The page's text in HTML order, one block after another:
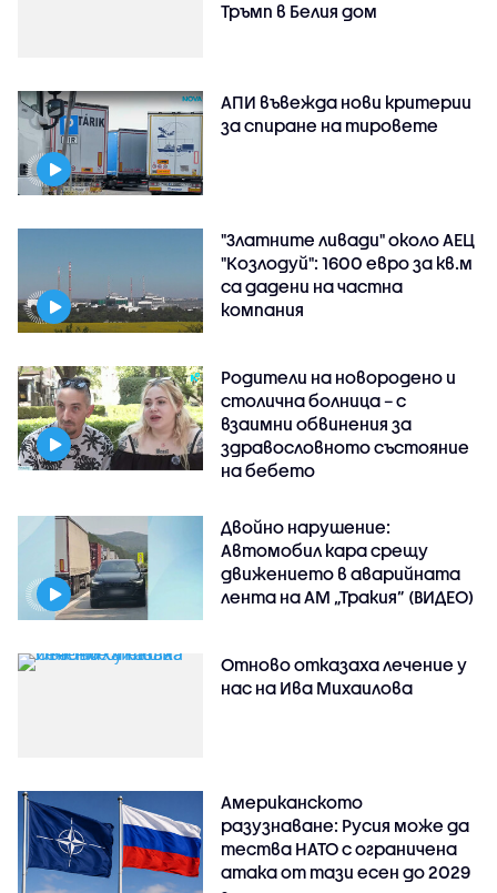
Тръмп в Белия дом
АПИ въвежда нови критерии
за спиране на тировете
"Златните ливади" около АЕЦ
"Козлодуй": 1600 евро за кв.м
са дадени на частна
компания
Родители на новородено и
столична болница – с
взаимни обвинения за
здравословното състояние
на бебето
Двойно нарушение:
Автомобил кара срещу
движението в аварийната
лента на АМ „Тракия” (ВИДЕО)
Отново отказаха лечение у
нас на Ива Михаилова
Американското
разузнаване: Русия може да
тества НАТО с ограничена
атака от тази есен до 2029